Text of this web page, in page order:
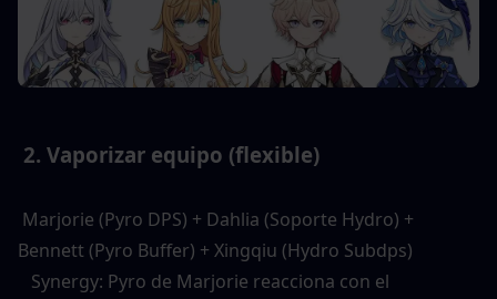
2. Vaporizar equipo (flexible)
Marjorie (Pyro DPS) + Dahlia (Soporte Hydro) +
Bennett (Pyro Buffer) + Xingqiu (Hydro Subdps)
Synergy: Pyro de Marjorie reacciona con el